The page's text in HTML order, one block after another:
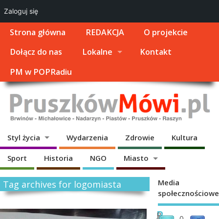
Strona główna REDAKCJA
O projekcie
Dołącz do nas
Lokalne
Kontakt
PM w POPRadiu
Styl życia Wydarzenia Zdrowie Kultura
Sport Historia NGO Miasto
Tag archives for logomiasta
P
P
Media
społecznościowe
Zaloguj się